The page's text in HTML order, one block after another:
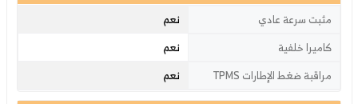
مثبت سرعة عادي نعم
كاميرا خلفية نعم
مراقبة ضغط الإطارات TPMS نعم